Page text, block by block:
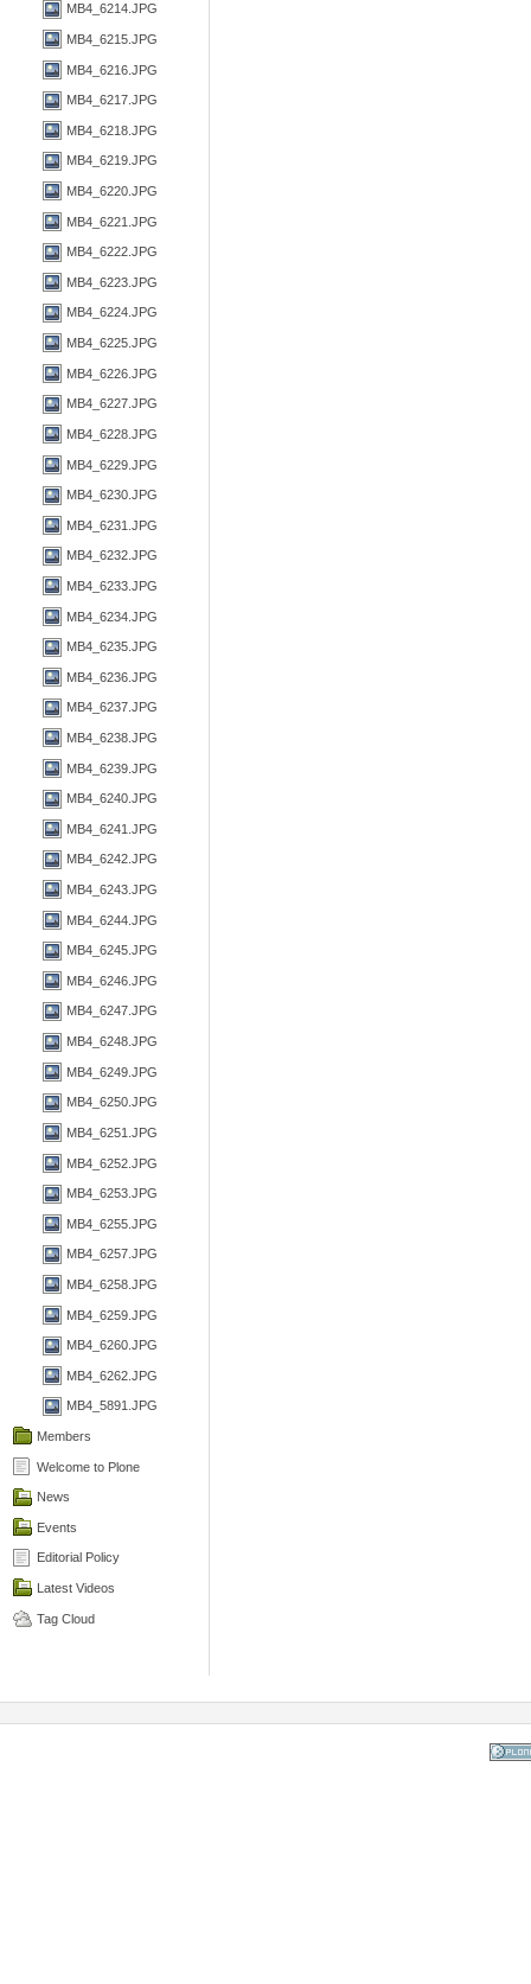
MB4_6214.JPG
MB4_6215.JPG
MB4_6216.JPG
MB4_6217.JPG
MB4_6218.JPG
MB4_6219.JPG
MB4_6220.JPG
MB4_6221.JPG
MB4_6222.JPG
MB4_6223.JPG
MB4_6224.JPG
MB4_6225.JPG
MB4_6226.JPG
MB4_6227.JPG
MB4_6228.JPG
MB4_6229.JPG
MB4_6230.JPG
MB4_6231.JPG
MB4_6232.JPG
MB4_6233.JPG
MB4_6234.JPG
MB4_6235.JPG
MB4_6236.JPG
MB4_6237.JPG
MB4_6238.JPG
MB4_6239.JPG
MB4_6240.JPG
MB4_6241.JPG
MB4_6242.JPG
MB4_6243.JPG
MB4_6244.JPG
MB4_6245.JPG
MB4_6246.JPG
MB4_6247.JPG
MB4_6248.JPG
MB4_6249.JPG
MB4_6250.JPG
MB4_6251.JPG
MB4_6252.JPG
MB4_6253.JPG
MB4_6255.JPG
MB4_6257.JPG
MB4_6258.JPG
MB4_6259.JPG
MB4_6260.JPG
MB4_6262.JPG
MB4_5891.JPG
Members
Welcome to Plone
News
Events
Editorial Policy
Latest Videos
Tag Cloud